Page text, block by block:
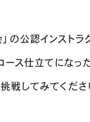
の公認インスト
ス仕立てになっ
戦してみてくださ